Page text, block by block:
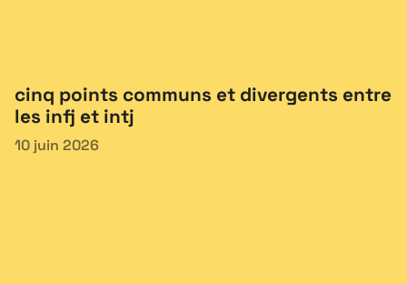
cinq points communs et divergents entre
les infj et intj
10 juin 2026